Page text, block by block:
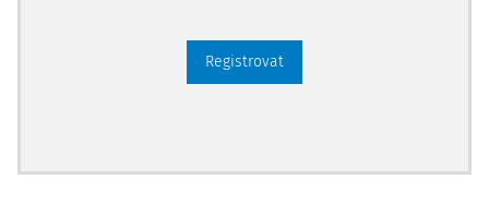
Registrovat